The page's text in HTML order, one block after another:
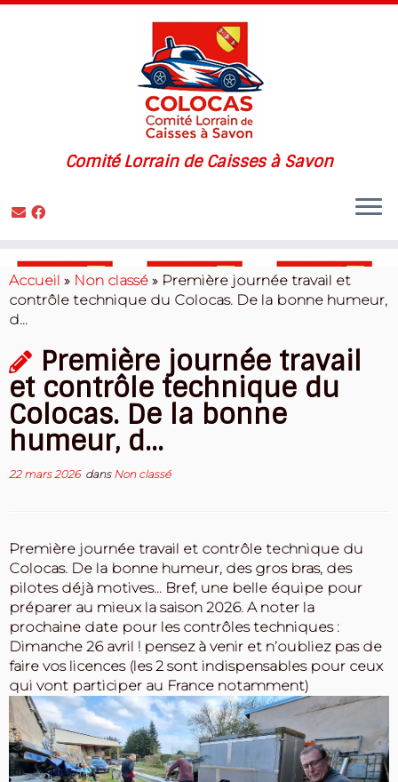
Skip
to
content
Comité Lorrain de Caisses à Savon
Accueil » Non classé » Première journée travail et
contrôle technique du Colocas. De la bonne humeur,
d…
Première journée travail
et contrôle technique du
Colocas. De la bonne
humeur, d…
22 mars 2026dans Non classé
Première journée travail et contrôle technique du
Colocas. De la bonne humeur, des gros bras, des
pilotes déjà motives… Bref, une belle équipe pour
préparer au mieux la saison 2026. A noter la
prochaine date pour les contrôles techniques :
Dimanche 26 avril ! pensez à venir et n’oubliez pas de
faire vos licences (les 2 sont indispensables pour ceux
qui vont participer au France notamment)